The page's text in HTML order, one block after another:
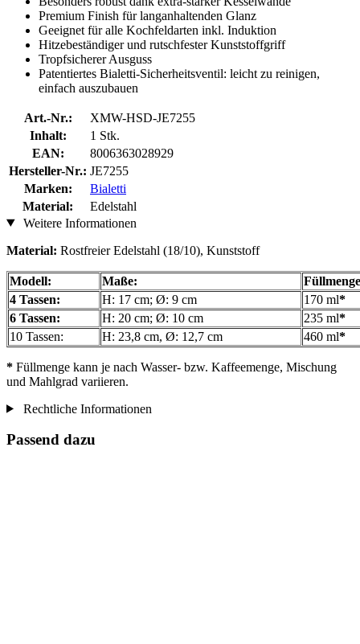
Premium Finish für langanhaltenden Glanz
Geeignet für alle Kochfeldarten inkl. Induktion
Hitzebeständiger und rutschfester Kunststoffgriff
Tropfsicherer Ausguss
Patentiertes Bialetti-Sicherheitsventil: leicht zu reinigen,
einfach auszubauen
Art.-Nr.:
XMW-HSD-JE7255
Inhalt:
1 Stk.
EAN:
8006363028929
Hersteller-Nr.: JE7255
Marken:
Bialetti
Material:
Edelstahl
Weitere Informationen
Material: Rostfreier Edelstahl (18/10), Kunststoff
Modell: Maße:
4 Tassen:
H: 17 cm; Ø: 9 cm 170 ml*
6 Tassen:
H: 20 cm; Ø: 10 cm 235 ml*
10 Tassen:
H: 23,8 cm, Ø: 12,7 cm 460 ml*
* Füllmenge kann je nach Wasser- bzw. Kaffeemenge, Mischung
und Mahlgrad variieren.
Rechtliche Informationen
Passend dazu